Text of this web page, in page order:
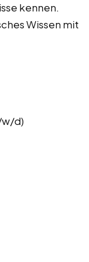
kennen.
Wissen mit
d)